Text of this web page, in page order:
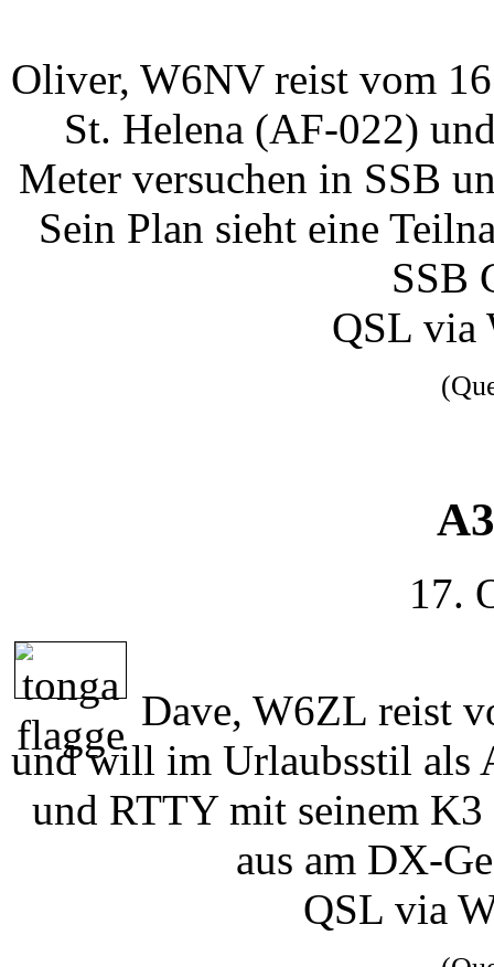
Oliver, W6NV reist vom
St. Helena (AF-022)
Meter versuchen in SSB
Sein Plan sieht eine
SSB
QSL via
17.
Dave, W6ZL reist
und will im Urlaubsstil als
und RTTY mit seinem
aus am DX-
QSL via